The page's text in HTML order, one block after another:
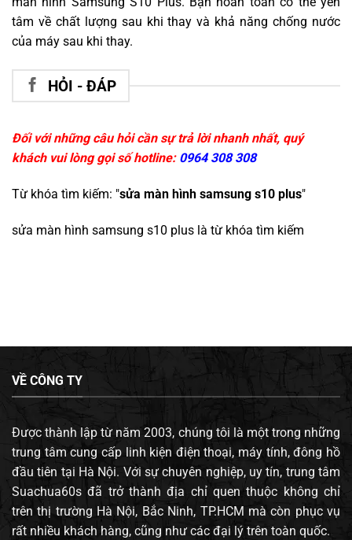
tâm về chất lượng sau khi thay và khả năng chống nước
của máy sau khi thay.
HỎI - ĐÁP
Đối với những câu hỏi cần sự trả lời nhanh nhất, quý
khách vui lòng gọi số hotline: 0964 308 308
Từ khóa tìm kiếm: "sửa màn hình samsung s10 plus"
sửa màn hình samsung s10 plus là từ khóa tìm kiếm
VỀ CÔNG TY
Được thành lập từ năm 2003, chúng tôi là một trong những
trung tâm cung cấp linh kiện điện thoại, máy tính, đông hồ
đầu tiên tại Hà Nội. Với sự chuyên nghiệp, uy tín, trung tâm
Suachua60s đã trở thành địa chỉ quen thuộc không chỉ
trên thị trường Hà Nội, Bắc Ninh, TP.HCM mà còn phục vụ
rất nhiều khách hàng, cũng như các đại lý trên toàn quốc.